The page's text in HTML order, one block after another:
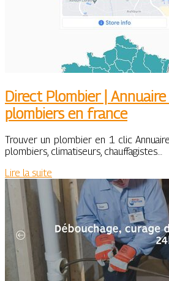
Direct Plombier |
plombiers en france
Trouver un plombier en 1 clic
plombiers, climatiseurs, chauffagistes…
Lire la suite